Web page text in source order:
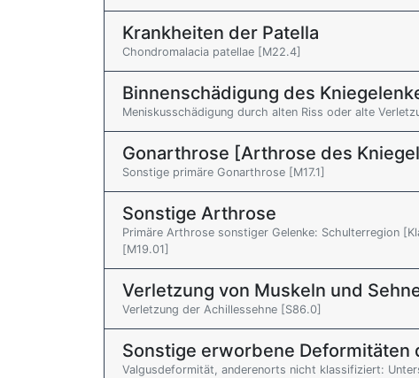
Krankheiten der Patella
Chondromalacia patellae [M22.4]
Binnenschädigung des
Meniskusschädigung durch alten Riss oder alte
Gonarthrose [Arthrose des
Sonstige primäre Gonarthrose [M17.1]
Sonstige Arthrose
Primäre Arthrose sonstiger Gelenke: Schulterregion
[M19.01]
Verletzung von Muskeln und
Verletzung der Achillessehne [S86.0]
Sonstige erworbene Deformitäten
Valgusdeformität, anderenorts nicht klassifiziert: